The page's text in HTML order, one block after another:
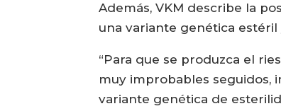
Además, VKM describe la
una variante genética
“Para que se produzca el
muy improbables seguidos,
variante genética de